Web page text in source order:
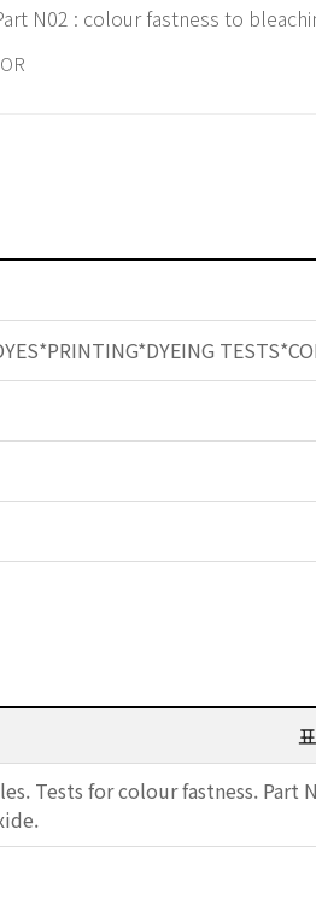
N02 : colour fastness to
Tests for colour fastness. Part